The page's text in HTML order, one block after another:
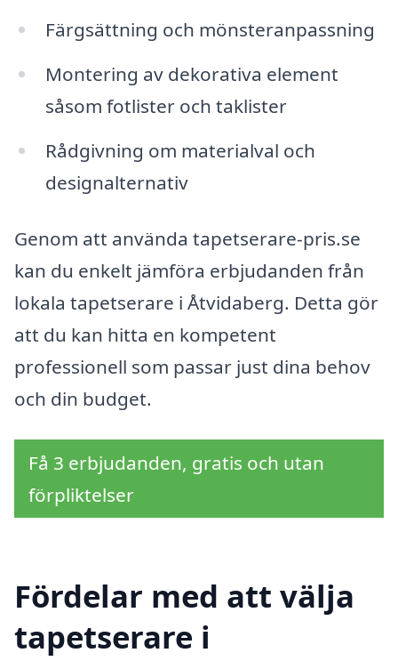
Färgsättning och mönsteranpassning
Montering av dekorativa element
såsom fotlister och taklister
Rådgivning om materialval och
designalternativ
Genom att använda tapetserare-pris.se
kan du enkelt jämföra erbjudanden från
lokala tapetserare i Åtvidaberg. Detta gör
att du kan hitta en kompetent
professionell som passar just dina behov
och din budget.
Få 3 erbjudanden, gratis och utan
förpliktelser
Fördelar med att välja
tapetserare i